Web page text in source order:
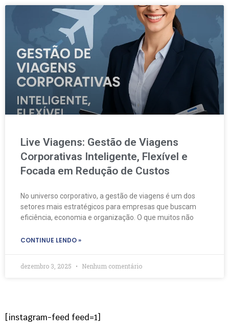
Live Viagens: Gestão de Viagens
Corporativas Inteligente, Flexível e
Focada em Redução de Custos
No universo corporativo, a gestão de viagens é um dos
setores mais estratégicos para empresas que buscam
eficiência, economia e organização. O que muitos não
CONTINUE LENDO »
dezembro 3, 2025 Nenhum comentário
[instagram-feed feed=1]